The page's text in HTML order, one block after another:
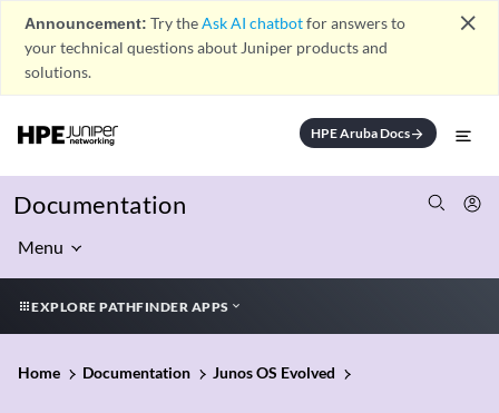
Announcement: Try theAsk AI chatbotfor answers to
your technical questions about Juniper products and
solutions.
close
HPE Aruba Docsarrow_forward
Documentation
Menu
EXPLORE PATHFINDER APPS
Home Documentation Junos OS Evolved